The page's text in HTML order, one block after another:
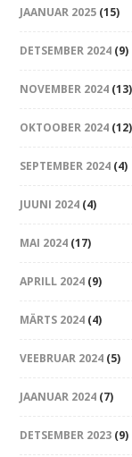
JAANUAR 2025 (15)
DETSEMBER 2024 (9)
NOVEMBER 2024 (13)
OKTOOBER 2024 (12)
SEPTEMBER 2024 (4)
JUUNI 2024 (4)
MAI 2024 (17)
APRILL 2024 (9)
MÄRTS 2024 (4)
VEEBRUAR 2024 (5)
JAANUAR 2024 (7)
DETSEMBER 2023 (9)